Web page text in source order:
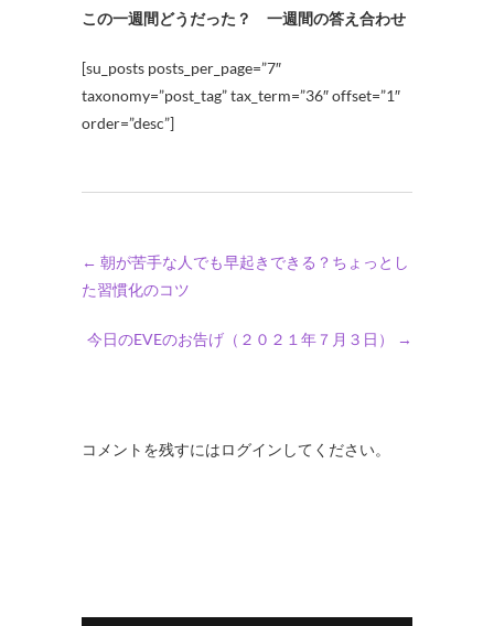
この一週間どうだった？ 一週間の答え合わせ
[su_posts posts_per_page=”7″
taxonomy=”post_tag” tax_term=”36″ offset=”1″
order=”desc”]
← 朝が苦手な人でも早起きできる？ちょっとし
た習慣化のコツ
今日のEVEのお告げ（２０２１年７月３日） →
コメントを残すにはログインしてください。